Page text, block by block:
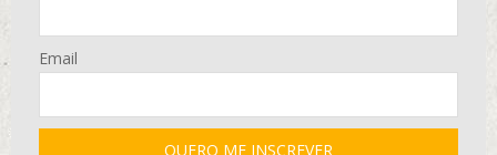
Email